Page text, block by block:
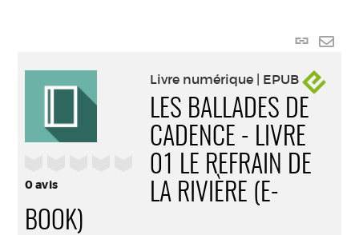
Lien
0avis
Livre numérique | EPUB
LES BALLADES DE
CADENCE - LIVRE
01 LE REFRAIN DE
LA RIVIÈRE (E-
BOOK)